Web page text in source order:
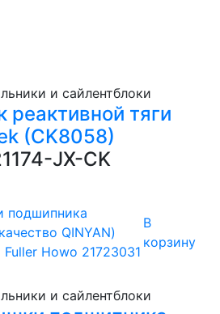
и сайлентблоки
реактивной тяги
(CK8058)
JX-CK
В
корзину
и сайлентблоки